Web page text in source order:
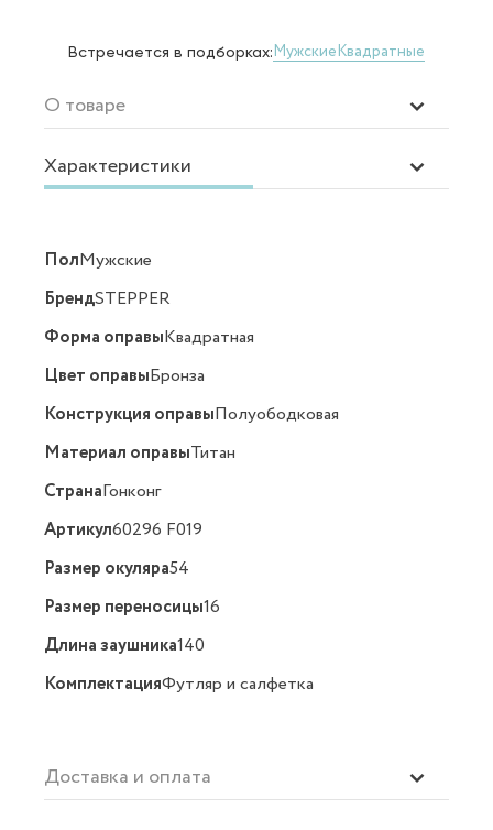
Встречается в подборках:МужскиеКвадратные
О товаре
Характеристики
ПолМужские
БрендSTEPPER
Форма оправыКвадратная
Цвет оправыБронза
Конструкция оправыПолуободковая
Материал оправыТитан
СтранаГонконг
Артикул60296 F019
Размер окуляра54
Размер переносицы16
Длина заушника140
КомплектацияФутляр и салфетка
Доставка и оплата